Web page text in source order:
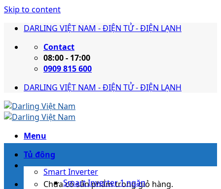
Skip to content
DARLING VIỆT NAM - ĐIỆN TỬ - ĐIỆN LẠNH
Contact
08:00 - 17:00
0909 815 600
DARLING VIỆT NAM - ĐIỆN TỬ - ĐIỆN LẠNH
Menu
Chưa có sản phẩm trong giỏ hàng.
Tủ đông
Smart Inverter
Smart Inverter 1 ngăn